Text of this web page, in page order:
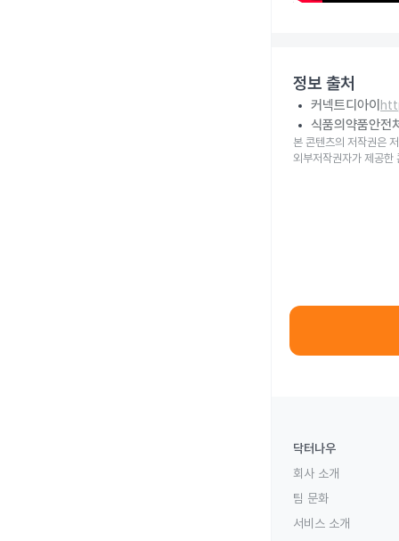
정보 출처
커넥트디아이
식품의약품안전
본 콘텐츠의 저작권은
외부저작권자가 제공한
닥터나우
회사 소개
팀 문화
서비스 소개